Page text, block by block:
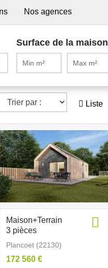
Nos agences
Surface de la maison
Liste
Maison+Terrain
3 pièces
Plancoet (22130)
172 560 €